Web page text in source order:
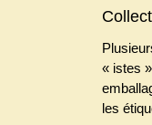
« istes
les